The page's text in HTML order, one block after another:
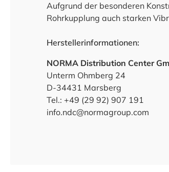
Aufgrund der besonderen
Rohrkupplung auch starken
Herstellerinformationen:
NORMA Distribution Center
Unterm Ohmberg 24
D-34431 Marsberg
Tel.: +49 (29 92) 907 191
info.ndc@normagroup.com